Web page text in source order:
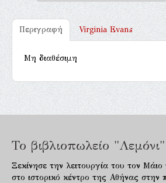
Περιγραφή Virginia Evans
Μη διαθέσιμη
Το βιβλιοπωλείο "Λεμόνι"
Ξεκίνησε την λειτουργία του τον Μάιο
στο ιστορικό κέντρο της Αθήνας στην